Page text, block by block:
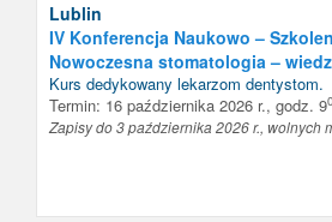
Lublin
IV Konferencja Naukowo –
Nowoczesna stomatologia –
Kurs dedykowany lekarzom dentystom.
Termin: 16 października 2026 r., godz. 9
Zapisy do 3 października 2026 r., wolnych